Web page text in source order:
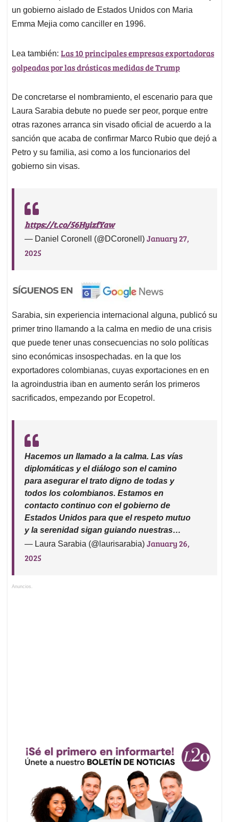
un gobierno aislado de Estados Unidos con Maria
Emma Mejia como canciller en 1996.
Lea también: Las 10 principales empresas exportadoras
golpeadas por las drásticas medidas de Trump
De concretarse el nombramiento, el escenario para que
Laura Sarabia debute no puede ser peor, porque entre
otras razones arranca sin visado oficial de acuerdo a la
sanción que acaba de confirmar Marco Rubio que dejó a
Petro y su familia, asi como a los funcionarios del
gobierno sin visas.
https://t.co/56HyizfYaw
— Daniel Coronell (@DCoronell) January 27,
2025
Sarabia, sin experiencia internacional alguna, publicó su
primer trino llamando a la calma en medio de una crisis
que puede tener unas consecuencias no solo políticas
sino económicas insospechadas. en la que los
exportadores colombianas, cuyas exportaciones en en
la agroindustria iban en aumento serán los primeros
sacrificados, empezando por Ecopetrol.
Hacemos un llamado a la calma. Las vías
diplomáticas y el diálogo son el camino
para asegurar el trato digno de todas y
todos los colombianos. Estamos en
contacto continuo con el gobierno de
Estados Unidos para que el respeto mutuo
y la serenidad sigan guiando nuestras…
— Laura Sarabia (@laurisarabia) January 26,
2025
Anuncios.